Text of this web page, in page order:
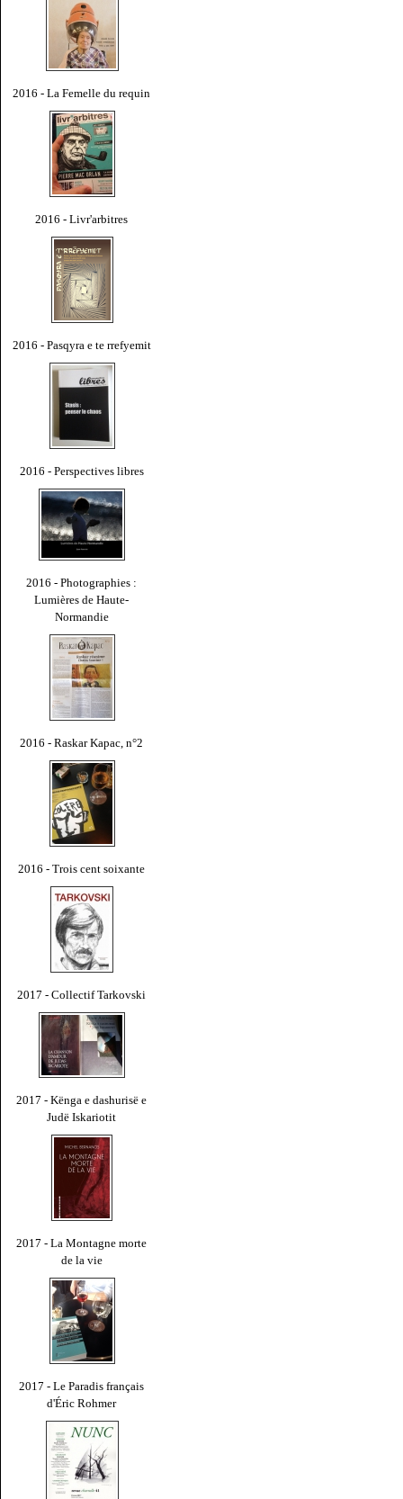
2016 - La Femelle du requin
2016 - Livr'arbitres
2016 - Pasqyra e te rrefyemit
2016 - Perspectives libres
2016 - Photographies :
Lumières de Haute-
Normandie
2016 - Raskar Kapac, n°2
2016 - Trois cent soixante
2017 - Collectif Tarkovski
2017 - Kënga e dashurisë e
Judë Iskariotit
2017 - La Montagne morte
de la vie
2017 - Le Paradis français
d'Éric Rohmer